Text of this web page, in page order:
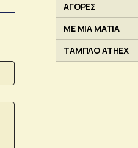
ΑΓΟΡΕΣ
ΜΕ ΜΙΑ ΜΑΤΙΑ
ΤΑΜΠΛΟ ATHEX